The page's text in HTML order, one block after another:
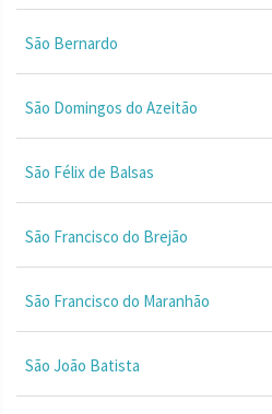
São Bernardo
São Domingos do Azeitão
São Félix de Balsas
São Francisco do Brejão
São Francisco do Maranhão
São João Batista